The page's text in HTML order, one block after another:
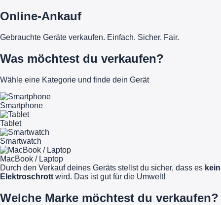
Online-Ankauf
Gebrauchte Geräte verkaufen. Einfach. Sicher. Fair.
Was möchtest du verkaufen?
Wähle eine Kategorie und finde dein Gerät
Smartphone
Tablet
Smartwatch
MacBook / Laptop
Durch den Verkauf deines Geräts stellst du sicher, dass es kein
Elektroschrott wird. Das ist gut für die Umwelt!
Welche Marke möchtest du verkaufen?